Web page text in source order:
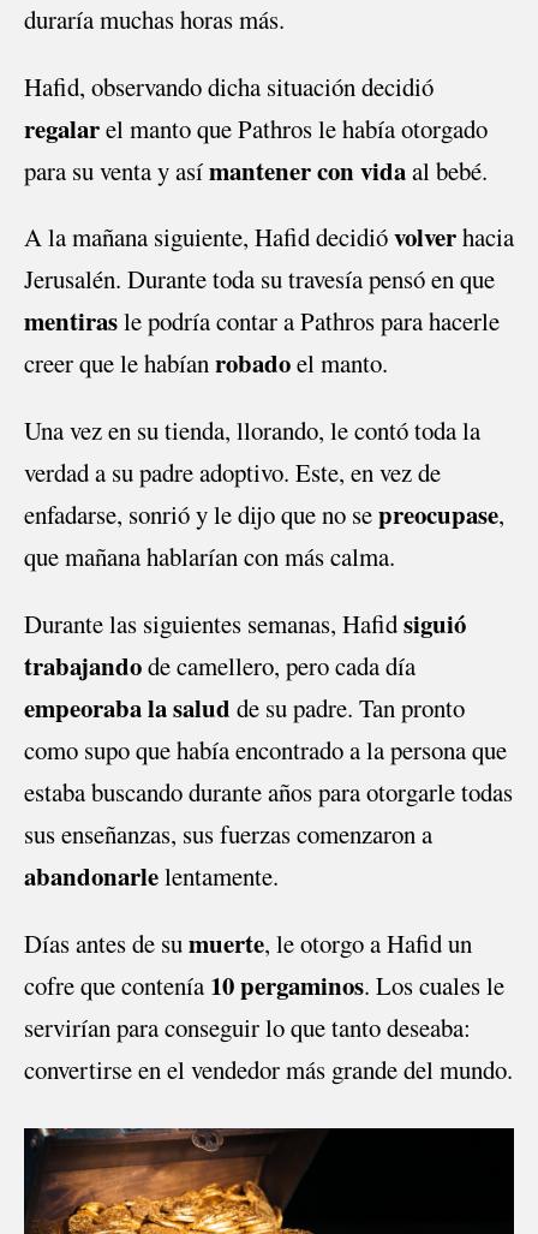
duraría muchas horas más.
Hafid, observando dicha situación decidió
regalarel manto que Pathros le había otorgado
para su venta y asímantener con vidaal bebé.
A la mañana siguiente, Hafid decidióvolverhacia
Jerusalén. Durante toda su travesía pensó en que
mentirasle podría contar a Pathros para hacerle
creer que le habíanrobadoel manto.
Una vez en su tienda, llorando, le contó toda la
verdad a su padre adoptivo. Este, en vez de
enfadarse, sonrió y le dijo que no sepreocupase,
que mañana hablarían con más calma.
Durante las siguientes semanas, Hafidsiguió
trabajandode camellero, pero cada día
empeoraba la salud de su padre. Tan pronto
como supo que había encontrado a la persona que
estaba buscando durante años para otorgarle todas
sus enseñanzas, sus fuerzas comenzaron a
abandonarlelentamente.
Días antes de sumuerte, le otorgo a Hafid un
cofre que contenía10 pergaminos. Los cuales le
servirían para conseguir lo que tanto deseaba:
convertirse en el vendedor más grande del mundo.